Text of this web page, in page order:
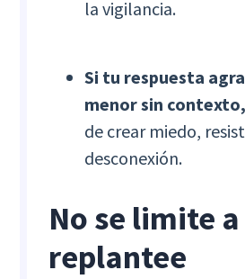
la vigilancia.
Si tu respuesta
menor sin contexto,
de crear miedo,
desconexión.
No se limite
replantee